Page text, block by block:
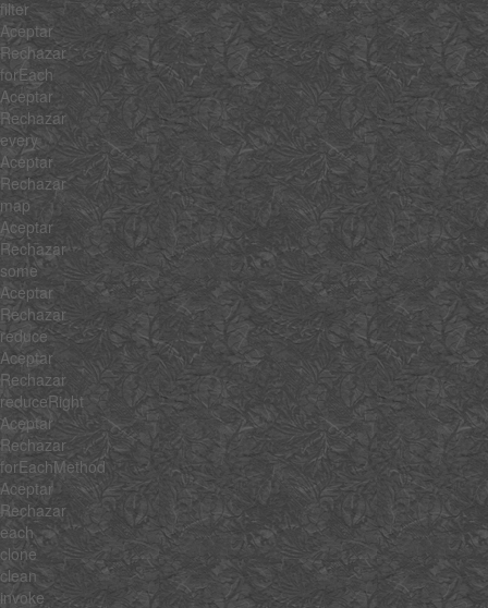
filter
Aceptar
Rechazar
forEach
Aceptar
Rechazar
every
Aceptar
Rechazar
map
Aceptar
Rechazar
some
Aceptar
Rechazar
reduce
Aceptar
Rechazar
reduceRight
Aceptar
Rechazar
forEachMethod
Aceptar
Rechazar
each
clone
clean
invoke